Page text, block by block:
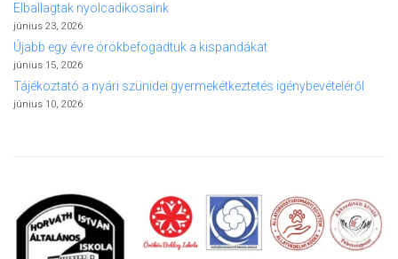
Elballagtak nyolcadikosaink
június 23, 2026
Újabb egy évre örökbefogadtuk a kispandákat
június 15, 2026
Tájékoztató a nyári szünidei gyermekétkeztetés igénybevételéről
június 10, 2026